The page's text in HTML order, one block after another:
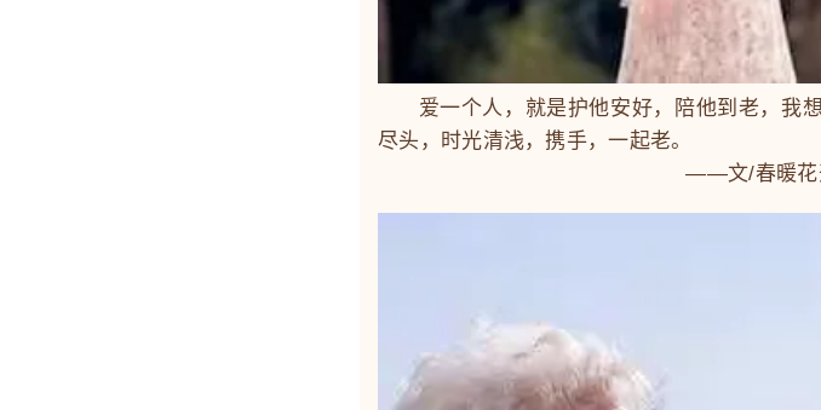
爱一个人，就是护他安好，陪他到老，我
尽头，时光清浅，携手，一起老。
——文/春暖花